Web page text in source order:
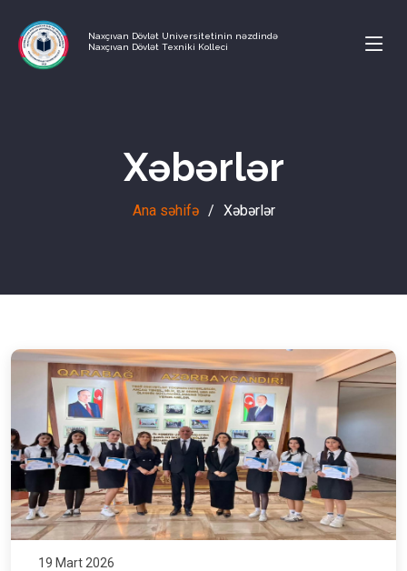
Naxçıvan Dövlət Universitetinin nəzdində
Naxçıvan Dövlət Texniki Kolleci
Xəbərlər
Ana səhifə Xəbərlər
19 Mart 2026